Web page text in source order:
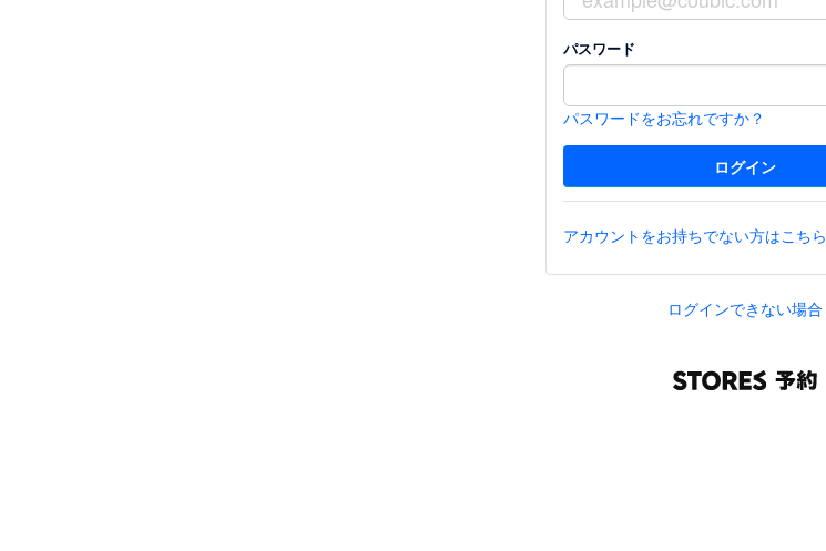
パスワード
パスワードをお忘れですか？
アカウントをお持ちでない方はこちら
ログインできない場合